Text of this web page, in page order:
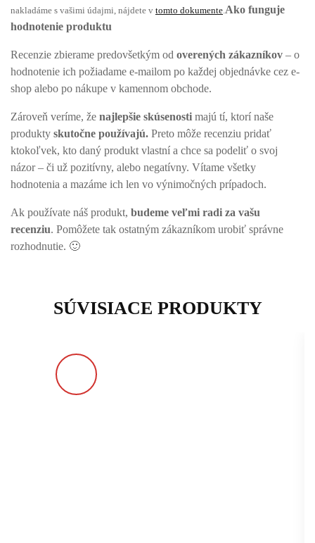
nakladáme s vašimi údajmi, nájdete v tomto dokumente.Ako funguje
hodnotenie produktu
Recenzie zbierame predovšetkým od overených zákazníkov – o
hodnotenie ich požiadame e-mailom po každej objednávke cez e-
shop alebo po nákupe v kamennom obchode.
Zároveň veríme, že najlepšie skúsenosti majú tí, ktorí naše
produkty skutočne používajú. Preto môže recenziu pridať
ktokoľvek, kto daný produkt vlastní a chce sa podeliť o svoj
názor – či už pozitívny, alebo negatívny. Vítame všetky
hodnotenia a mazáme ich len vo výnimočných prípadoch.
Ak používate náš produkt, budeme veľmi radi za vašu
recenziu. Pomôžete tak ostatným zákazníkom urobiť správne
rozhodnutie. 🙂
SÚVISIACE PRODUKTY